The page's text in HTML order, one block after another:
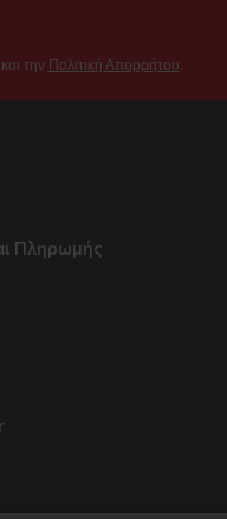
και την Πολιτική Απορρήτου.
Πληρωμής